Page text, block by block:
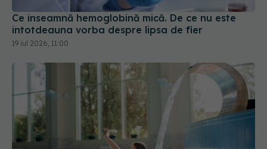
Ce înseamnă hemoglobină mică. De ce nu este
întotdeauna vorba despre lipsa de fier
19 iul 2026, 11:00